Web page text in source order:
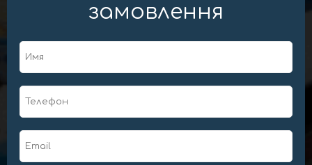
замовлення